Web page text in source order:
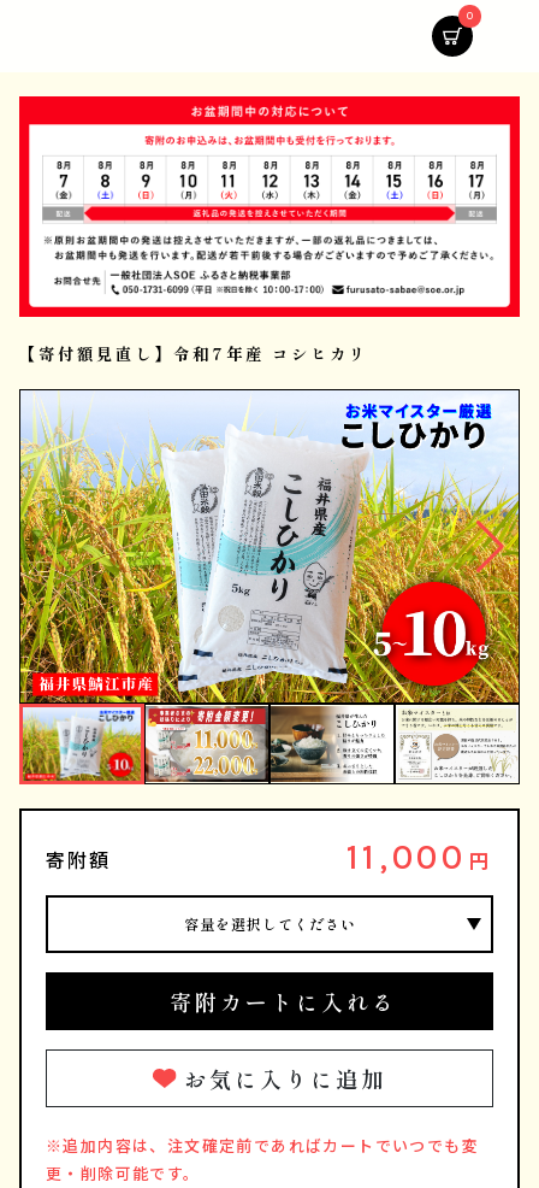
0
【寄付額見直し】令和7年産 コシヒカリ
寄附額 11,000 円
容量を選択してください
寄附カートに入れる
お気に入りに追加
※追加内容は、注文確定前であればカートでいつでも変
更・削除可能です。